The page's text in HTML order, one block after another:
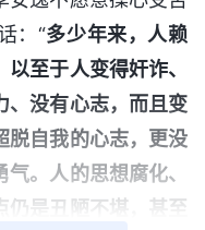
：“多少年来，人赖
至于人变得奸诈、
、没有心志，而且变
脱自我的心志，更没
。人的思想腐化、
仍是丑陋不堪，甚至